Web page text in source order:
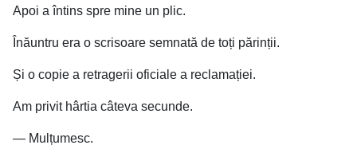
Apoi a întins spre mine un plic.
Înăuntru era o scrisoare semnată de toți părinții.
Și o copie a retragerii oficiale a reclamației.
Am privit hârtia câteva secunde.
— Mulțumesc.